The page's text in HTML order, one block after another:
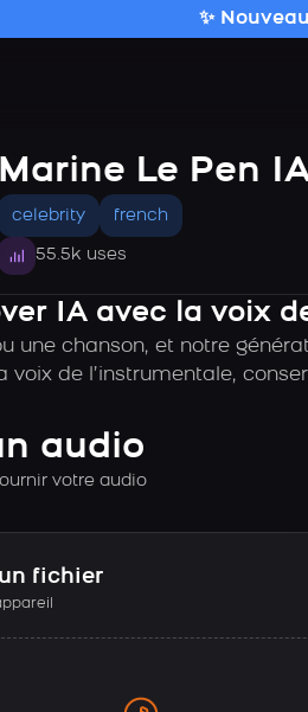
✨
Marine Le Pen
celebrity french
55.5k uses
IA avec la voix
une chanson, et notre
de l’instrumentale,
audio
votre audio
fichier